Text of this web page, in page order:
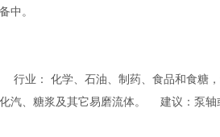
中。
行业： 化学、石油、制药、食品和食糖
汽、糖浆及其它易磨流体。 建议：泵轴